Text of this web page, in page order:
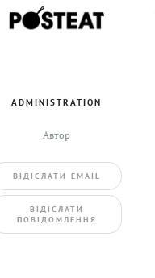
ADMINISTRATION
Автор
ВIДIСЛАТИ EMAIL
BIДIСЛАТИ
ПОВIДОМЛЕННЯ